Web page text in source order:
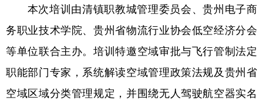
广东 广西 海南 重庆
四川 贵州 云南 西藏
陕西 甘肃 青海 宁夏
新疆 内蒙古 黑龙江
本次培训由清镇职教城管理委员会、贵州电子商
务职业技术学院、贵州省物流行业协会低空经济分会
等单位联合主办。培训特邀空域审批与飞行管制法定
职能部门专家，系统解读空域管理政策法规及贵州省
空域区域分类管理规定，并围绕无人驾驶航空器实名